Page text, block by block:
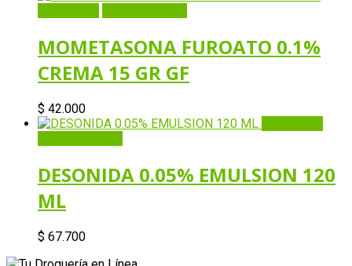
MOMETASONA FUROATO 0.1%
CREMA 15 GR GF
$ 42.000
DESONIDA 0.05% EMULSION 120
ML
$ 67.700